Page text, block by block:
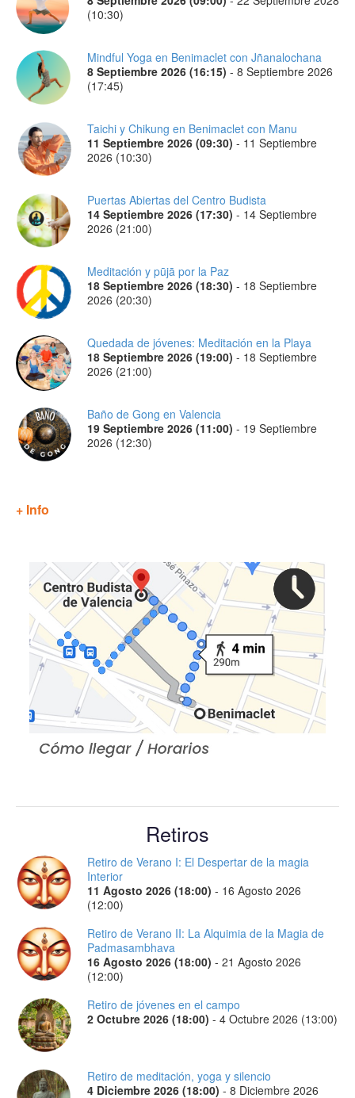
(10:30)
Mindful Yoga en Benimaclet con Jñanalochana
8 Septiembre 2026 (16:15) - 8 Septiembre 2026
(17:45)
Taichi y Chikung en Benimaclet con Manu
11 Septiembre 2026 (09:30) - 11 Septiembre
2026 (10:30)
Puertas Abiertas del Centro Budista
14 Septiembre 2026 (17:30) - 14 Septiembre
2026 (21:00)
Meditación y pūjā por la Paz
18 Septiembre 2026 (18:30) - 18 Septiembre
2026 (20:30)
Quedada de jóvenes: Meditación en la Playa
18 Septiembre 2026 (19:00) - 18 Septiembre
2026 (21:00)
Baño de Gong en Valencia
19 Septiembre 2026 (11:00) - 19 Septiembre
2026 (12:30)
+ Info
Retiros
Retiro de Verano I: El Despertar de la magia
Interior
11 Agosto 2026 (18:00) - 16 Agosto 2026
(12:00)
Retiro de Verano II: La Alquimia de la Magia de
Padmasambhava
16 Agosto 2026 (18:00) - 21 Agosto 2026
(12:00)
Retiro de jóvenes en el campo
2 Octubre 2026 (18:00) - 4 Octubre 2026 (13:00)
Retiro de meditación, yoga y silencio
4 Diciembre 2026 (18:00) - 8 Diciembre 2026